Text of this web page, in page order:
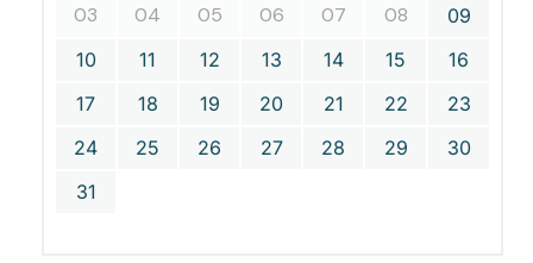
03
04 05 06 07 08
09
10
11 12 13 14 15
16
17
18 19 20 21 22
23
24
25 26 27 28 29
30
31